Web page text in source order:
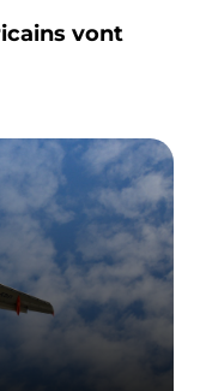
vont